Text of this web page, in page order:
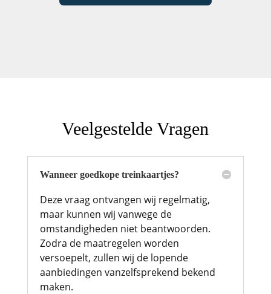
Veelgestelde Vragen
Wanneer goedkope treinkaartjes?
Deze vraag ontvangen wij regelmatig,
maar kunnen wij vanwege de
omstandigheden niet beantwoorden.
Zodra de maatregelen worden
versoepelt, zullen wij de lopende
aanbiedingen vanzelfsprekend bekend
maken.